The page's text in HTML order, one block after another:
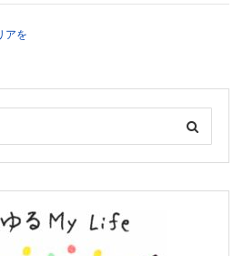
アを